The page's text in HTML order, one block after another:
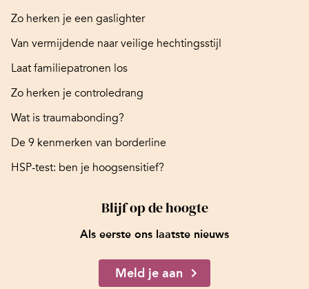
Zo herken je een gaslighter
Van vermijdende naar veilige hechtingsstijl
Laat familiepatronen los
Zo herken je controledrang
Wat is traumabonding?
De 9 kenmerken van borderline
HSP-test: ben je hoogsensitief?
Blijf op de hoogte
Als eerste ons laatste nieuws
Meld je aan